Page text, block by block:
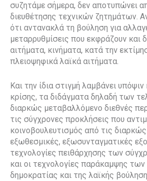
συζητάμε σήμερα, δεν αποτυπώνει
διευθέτησης τεχνικών ζητημάτων.
ότι αντανακλά τη βούληση για
μεταρρυθμίσεις που εκφράζουν και
αιτήματα, κινήματα, κατά την
πλειοψηφικά λαϊκά αιτήματα.
Και την ίδια στιγμή λαμβάνει
κρίσης, τα διδάγματα δηλαδή των
διαρκώς μεταβαλλόμενο διεθνές
τις σύγχρονες προκλήσεις που
κοινοβουλευτισμός από τις
εξωθεσμικές, εξωσυνταγματικές
τεχνολογίες πειθάρχησης των
και οι τεχνολογίες παράκαμψης
δημοκρατίας και της λαϊκής